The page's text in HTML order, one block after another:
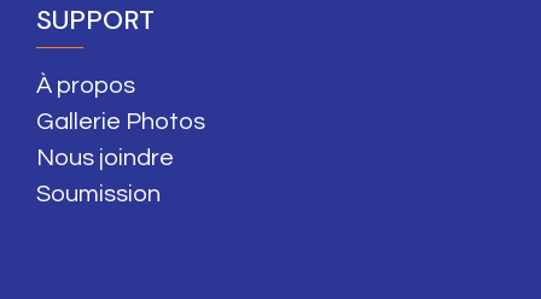
SUPPORT
À propos
Gallerie Photos
Nous joindre
Soumission